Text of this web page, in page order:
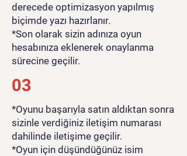
derecede optimizasyon yapılmış
biçimde yazı hazırlanır.
*Son olarak sizin adınıza oyun
hesabınıza eklenerek onaylanma
sürecine geçilir.
03
*Oyunu başarıyla satın aldıktan sonra
sizinle verdiğiniz iletişim numarası
dahilinde iletişime geçilir.
*Oyun için düşündüğünüz isim